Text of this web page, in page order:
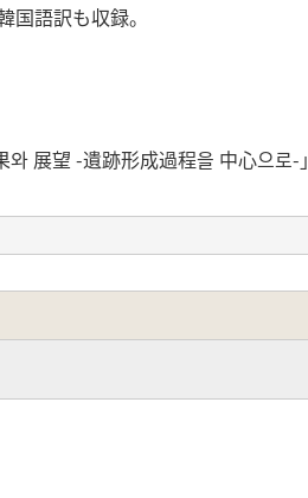
語訳も収録。
展望 -遺跡形成過程을 中心으로-」